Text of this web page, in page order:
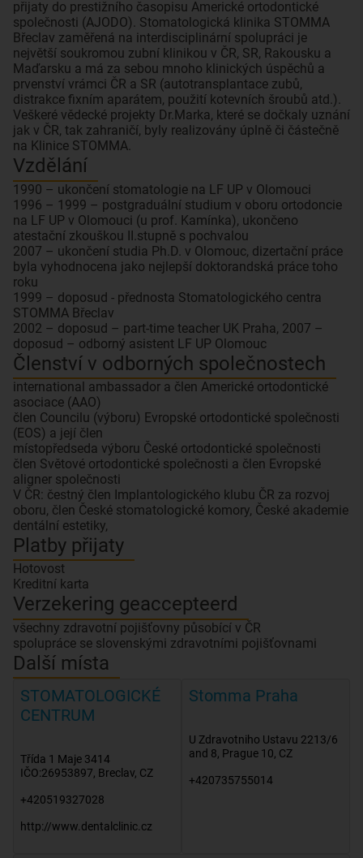
přijaty do prestižního časopisu Americké ortodontické
společnosti (AJODO). Stomatologická klinika STOMMA
Břeclav zaměřená na interdisciplinární spolupráci je
největší soukromou zubní klinikou v ČR, SR, Rakousku a
Maďarsku a má za sebou mnoho klinických úspěchů a
prvenství vrámci ČR a SR (autotransplantace zubů,
distrakce fixním aparátem, použití kotevních šroubů atd.).
Veškeré vědecké projekty Dr.Marka, které se dočkaly uznání
jak v ČR, tak zahraničí, byly realizovány úplně či částečně
Vzdělání
1990 – ukončení stomatologie na LF UP v Olomouci
1996 – 1999 – postgraduální studium v oboru ortodoncie
na LF UP v Olomouci (u prof. Kamínka), ukončeno
atestační zkouškou II.stupně s pochvalou
2007 – ukončení studia Ph.D. v Olomouc, dizertační práce
byla vyhodnocena jako nejlepší doktorandská práce toho
roku
1999 – doposud - přednosta Stomatologického centra
STOMMA Břeclav
2002 – doposud – part-time teacher UK Praha, 2007 –
doposud – odborný asistent LF UP Olomouc
Členství v odborných společnostech
international ambassador a člen Americké ortodontické
asociace (AAO)
člen Councilu (výboru) Evropské ortodontické společnosti
(EOS) a její člen
místopředseda výboru České ortodontické společnosti
člen Světové ortodontické společnosti a člen Evropské
aligner společnosti
V ČR: čestný člen Implantologického klubu ČR za rozvoj
oboru, člen České stomatologické komory, České akademie
dentální estetiky,
Platby přijaty
Hotovost
Kreditní karta
Verzekering geaccepteerd
všechny zdravotní pojišťovny působící v ČR
spolupráce se slovenskými zdravotními pojišťovnami
Další místa
STOMATOLOGICKÉ
CENTRUM
Třída 1 Maje 3414
IČO:26953897, Breclav, CZ
+420519327028
http://www.dentalclinic.cz
Stomma Praha
U Zdravotniho Ustavu 2213/6
and 8, Prague 10, CZ
+420735755014